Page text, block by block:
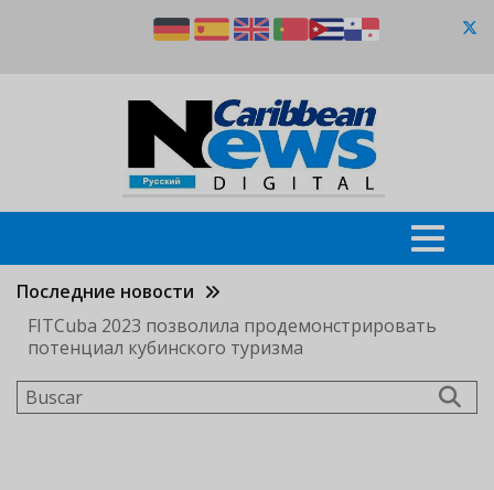
Последние новости
FITCuba 2023 позволила продемонстрировать
потенциал кубинского туризма
Buscar